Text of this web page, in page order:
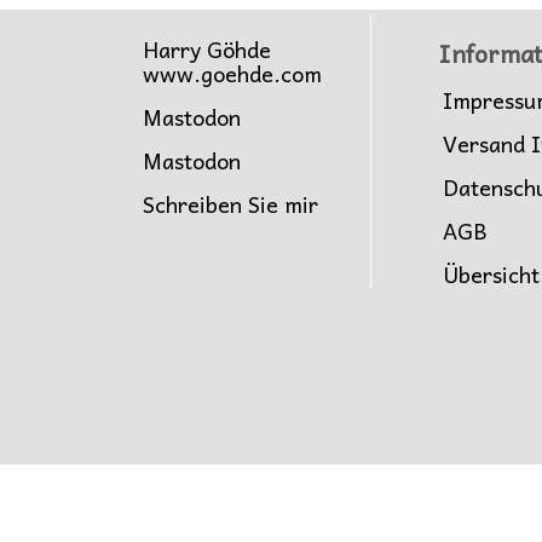
Harry Göhde
www.goehde.com
Mastodon
Mastodon
Schreiben Sie mir
Versand
AGB
Übersicht